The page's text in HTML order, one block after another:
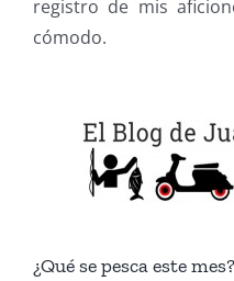
registro de mis
cómodo.
¿Qué se pesca este mes?